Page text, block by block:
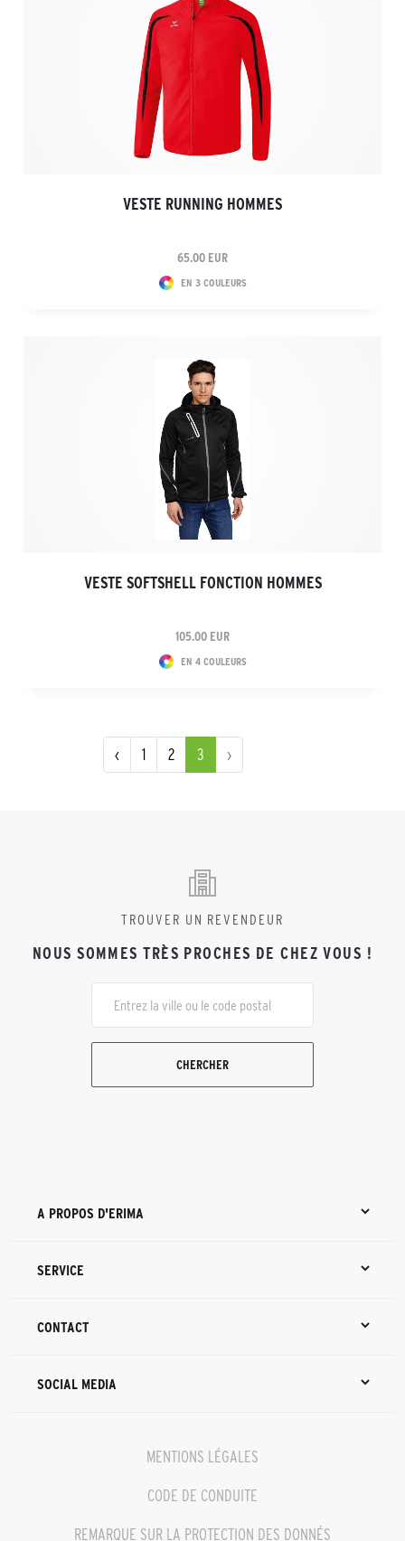
VESTE RUNNING HOMMES
65.00 EUR
EN 3 COULEURS
VESTE SOFTSHELL FONCTION HOMMES
105.00 EUR
EN 4 COULEURS
‹ 1 2 3 ›
TROUVER UN REVENDEUR
NOUS SOMMES TRÈS PROCHES DE CHEZ VOUS !
CHERCHER
A PROPOS D'ERIMA
SERVICE
CONTACT
SOCIAL MEDIA
MENTIONS LÉGALES
CODE DE CONDUITE
REMARQUE SUR LA PROTECTION DES DONNÉS